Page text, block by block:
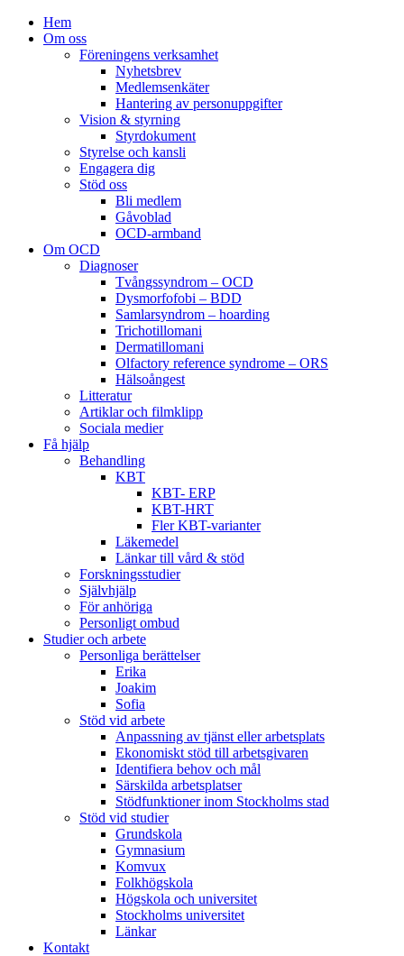
Hem
Om oss
Föreningens verksamhet
Nyhetsbrev
Medlemsenkäter
Hantering av personuppgifter
Vision & styrning
Styrdokument
Styrelse och kansli
Engagera dig
Stöd oss
Bli medlem
Gåvoblad
OCD-armband
Om OCD
Diagnoser
Tvångssyndrom – OCD
Dysmorfofobi – BDD
Samlarsyndrom – hoarding
Trichotillomani
Dermatillomani
Olfactory reference syndrome – ORS
Hälsoångest
Litteratur
Artiklar och filmklipp
Sociala medier
Få hjälp
Behandling
KBT
KBT- ERP
KBT-HRT
Fler KBT-varianter
Läkemedel
Länkar till vård & stöd
Forskningsstudier
Självhjälp
För anhöriga
Personligt ombud
Studier och arbete
Personliga berättelser
Erika
Joakim
Sofia
Stöd vid arbete
Anpassning av tjänst eller arbetsplats
Ekonomiskt stöd till arbetsgivaren
Identifiera behov och mål
Särskilda arbetsplatser
Stödfunktioner inom Stockholms stad
Stöd vid studier
Grundskola
Gymnasium
Komvux
Folkhögskola
Högskola och universitet
Stockholms universitet
Länkar
Kontakt